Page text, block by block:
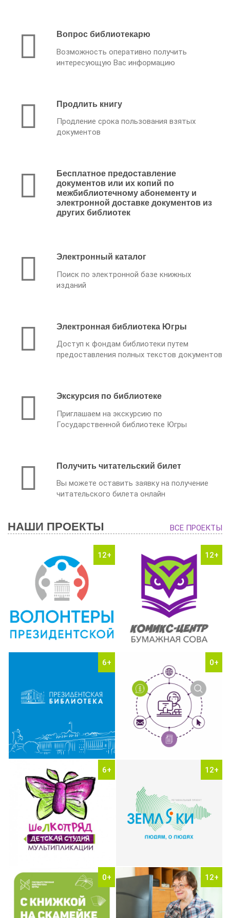
Вопрос библиотекарю
Возможность оперативно получить
интересующую Вас информацию
Продлить книгу
Продление срока пользования взятых
документов
Бесплатное предоставление
документов или их копий по
межбиблиотечному абонементу и
электронной доставке документов из
других библиотек
Электронный каталог
Поиск по электронной базе книжных
изданий
Электронная библиотека Югры
Доступ к фондам библиотеки путем
предоставления полных текстов документов
Экскурсия по библиотеке
Приглашаем на экскурсию по
Государственной библиотеке Югры
Получить читательский билет
Вы можете оставить заявку на получение
читательского билета онлайн
НАШИ ПРОЕКТЫ ВСЕ ПРОЕКТЫ
12+ 12+
6+ 0+
6+ 12+
0+ 12+